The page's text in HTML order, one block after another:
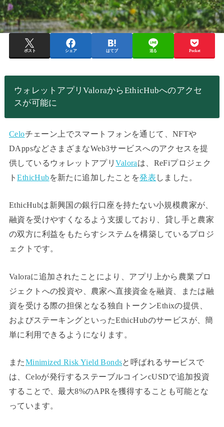
ポスト シェア はてブ 送る Pocket
ウォレットアプリValoraからEthicHubへのアクセ
スが可能に
Celoチェーン上でスマートフォンを通じて、NFTや
DAppsなどさまざまなWeb3サービスへのアクセスを提
供しているウォレットアプリValoraは、ReFiプロジェク
トEthicHubを新たに追加したことを発表 しました。
EthicHubは新興国の銀行口座を持たない小規模農家が、
融資を受けやすくなるよう支援しており、貸し手と農家
の双方に利益をもたらすシステムを構築しているプロジ
ェクトです。
Valoraに追加されたことにより、アプリ上から農業プロ
ジェクトへの投資や、農家へ直接資金を融資、または融
資を受ける際の担保となる独自トークンEthixの提供、
およびステーキングといったEthicHubのサービスが、簡
単に利用できるようになります。
またMinimized Risk Yield Bondsと呼ばれるサービスで
は、Celoが発行するステーブルコインcUSDで追加投資
することで、最大8%のAPRを獲得することも可能とな
っています。